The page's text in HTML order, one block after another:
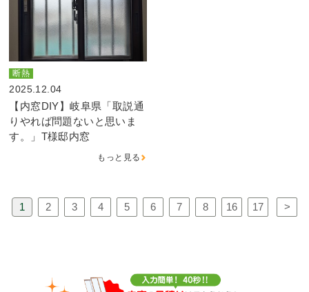
断熱
2025.12.04
【内窓DIY】岐阜県「取説通
りやれば問題ないと思いま
す。」T様邸内窓
もっと見る
1 2 3 4 5 6 7 8 16 17 >